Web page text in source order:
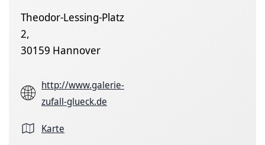
Theodor-Lessing-Platz
2,
30159 Hannover
http://www.galerie-
zufall-glueck.de
Karte